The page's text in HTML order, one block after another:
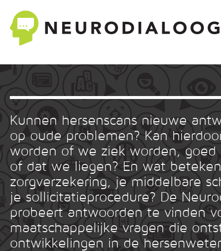
Kunnen hersenscans nieuwe
op oude problemen? Kan
worden of we ziek worden, goed
of dat we liegen? En wat
zorgverzekering, je middelbare
je sollicitatieprocedure? De
probeert antwoorden te vinden
maatschappelijke vragen die
ontwikkelingen in de